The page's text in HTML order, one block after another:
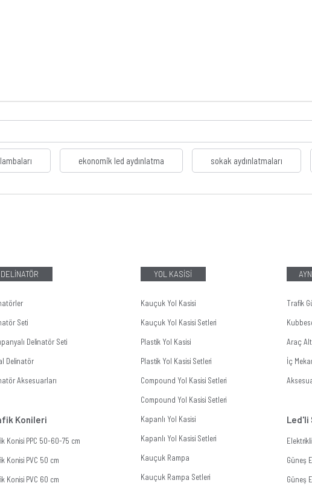
ekonomik led aydınlatma sokak aydınlatmaları
DELİNATÖR
Seti
Delinatör Seti
Delinatör
Aksesuarları
Konileri
Konisi PPC 50-60-75 cm
Konisi PVC 50 cm
Konisi PVC 60 cm
YOL KASİSİ
Kauçuk Yol Kasisi
Kauçuk Yol Kasisi Setleri
Plastik Yol Kasisi
Plastik Yol Kasisi Setleri
Compound Yol Kasisi Setleri
Compound Yol Kasisi Setleri
Kapanlı Yol Kasisi
Kapanlı Yol Kasisi Setleri
Kauçuk Rampa
Kauçuk Rampa Setleri
Trafik
Araç
İç
Led'li
Güneş
Güneş